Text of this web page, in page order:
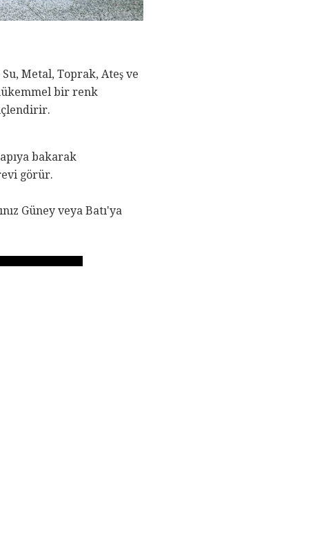
Metal, Toprak, Ateş ve
bir renk
bakarak
görür.
Güney veya Batı'ya